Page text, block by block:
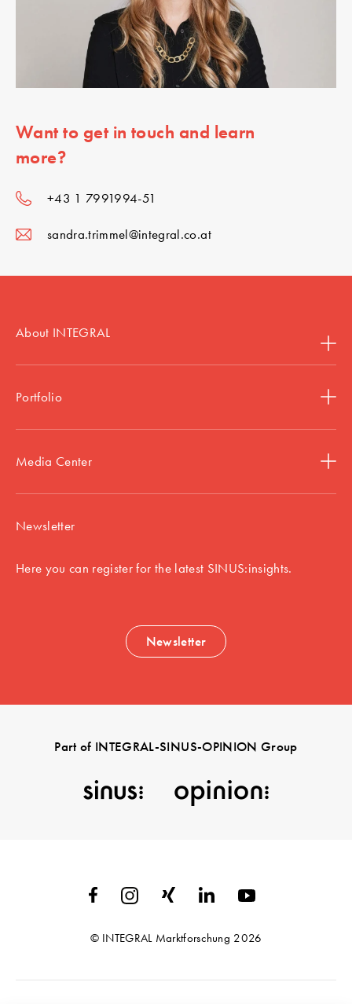
Want to get in touch and learn
more?
+43 1 7991994-51
sandra.trimmel@integral.co.at
About INTEGRAL
Portfolio
Media Center
Newsletter
Here you can register for the latest SINUS:insights.
Newsletter
Part of INTEGRAL-SINUS-OPINION Group
© INTEGRAL Marktforschung 2026